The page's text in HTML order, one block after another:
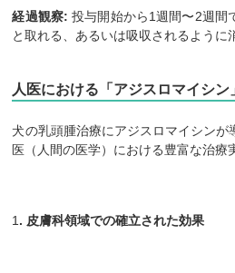
経過観察: 投与開始から1週間〜2週間
と取れる、あるいは吸収されるように
人医における「アジスロマイシン
犬の乳頭腫治療にアジスロマイシンが
医（人間の医学）における豊富な治療
​1 . 皮膚科領域での確立された効果